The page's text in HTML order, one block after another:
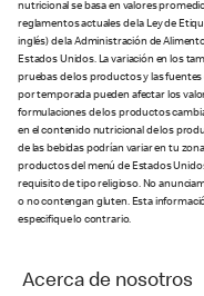
nutricional se basa en valores
reglamentos actuales de la Ley de
inglés) de la Administración de
Estados Unidos. La variación en los
pruebas de los productos y las fuentes
por temporada pueden afectar los
formulaciones de los productos
en el contenido nutricional de los
de las bebidas podrían variar en tu
productos del menú de Estados
requisito de tipo religioso. No
o no contengan gluten. Esta
especifique lo contrario.
Acerca de nosotros